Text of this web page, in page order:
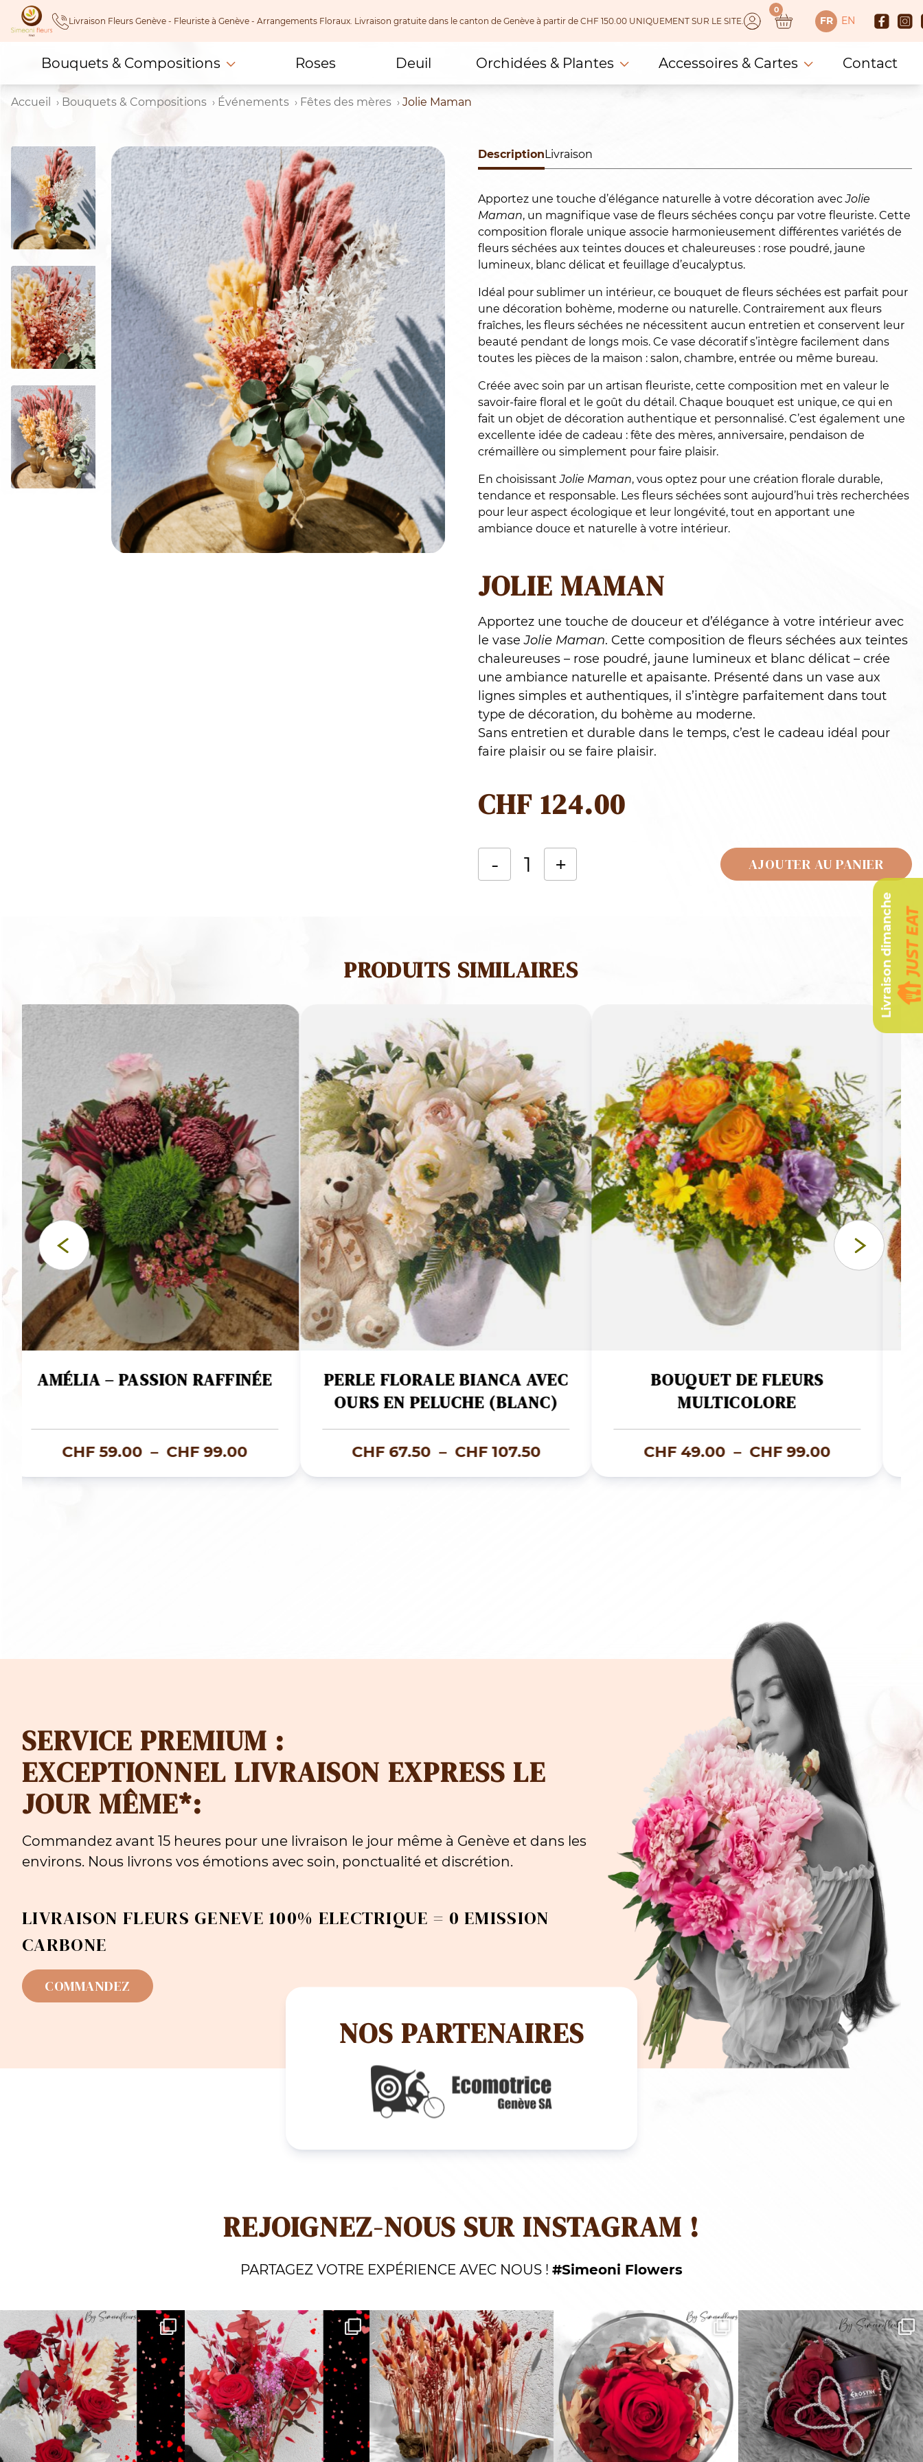
Skip
content
Livraison Fleurs Genève - Fleuriste à Genève - Arrangements Floraux. Livraison gratuite dans le canton de Genève à partir de CHF 150.00 UNIQUEMENT SUR LE SITE.
0
FR EN
Bouquets & Compositions Roses Deuil Orchidées & Plantes Accessoires & Cartes Contact
Accueil Bouquets & Compositions Événements Fêtes des mères Jolie Maman
DescriptionLivraison
Apportez une touche d’élégance naturelle à votre décoration avecJolie
Maman, un magnifique vase de fleurs séchées conçu par votre fleuriste. Cette
composition florale unique associe harmonieusement différentes variétés de
fleurs séchées aux teintes douces et chaleureuses : rose poudré, jaune
lumineux, blanc délicat et feuillage d’eucalyptus.
Idéal pour sublimer un intérieur, ce bouquet de fleurs séchées est parfait pour
une décoration bohème, moderne ou naturelle. Contrairement aux fleurs
fraîches, les fleurs séchées ne nécessitent aucun entretien et conservent leur
beauté pendant de longs mois. Ce vase décoratif s’intègre facilement dans
toutes les pièces de la maison : salon, chambre, entrée ou même bureau.
Créée avec soin par un artisan fleuriste, cette composition met en valeur le
savoir-faire floral et le goût du détail. Chaque bouquet est unique, ce qui en
fait un objet de décoration authentique et personnalisé. C’est également une
excellente idée de cadeau : fête des mères, anniversaire, pendaison de
crémaillère ou simplement pour faire plaisir.
En choisissantJolie Maman, vous optez pour une création florale durable,
tendance et responsable. Les fleurs séchées sont aujourd’hui très recherchées
pour leur aspect écologique et leur longévité, tout en apportant une
ambiance douce et naturelle à votre intérieur.
JOLIE MAMAN
Apportez une touche de douceur et d’élégance à votre intérieur avec
le vaseJolie Maman. Cette composition de fleurs séchées aux teintes
chaleureuses – rose poudré, jaune lumineux et blanc délicat – crée
une ambiance naturelle et apaisante. Présenté dans un vase aux
lignes simples et authentiques, il s’intègre parfaitement dans tout
type de décoration, du bohème au moderne.
Sans entretien et durable dans le temps, c’est le cadeau idéal pour
faire plaisir ou se faire plaisir.
CHF 124.00
- + AJOUTER AU PANIER
PRODUITS SIMILAIRES
AMÉLIA – PASSION RAFFINÉE
CHF59.00 – CHF99.00Plage
de
PERLE FLORALE BIANCA AVEC
OURS EN PELUCHE (BLANC)
CHF67.50 – CHF107.50Plage
de
BOUQUET DE FLEURS
MULTICOLORE
CHF49.00 – CHF99.00Plage
de
SERVICE PREMIUM :
EXCEPTIONNEL LIVRAISON EXPRESS LE
JOUR MÊME*:
Commandez avant 15 heures pour une livraison le jour même à Genève et dans les
environs. Nous livrons vos émotions avec soin, ponctualité et discrétion.
LIVRAISON FLEURS GENEVE 100% ELECTRIQUE = 0 EMISSION
CARBONE
COMMANDEZ
NOS PARTENAIRES
REJOIGNEZ-NOUS SUR INSTAGRAM !
PARTAGEZ VOTRE EXPÉRIENCE AVEC NOUS ! #Simeoni Flowers
Livraison dimanche